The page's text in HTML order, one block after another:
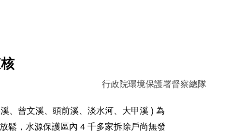
行政院環境保護署督察總隊
、曾文溪、頭前溪、淡水河、大甲溪 ) 為
鬆，水源保護區內 4 千多家拆除戶尚無發